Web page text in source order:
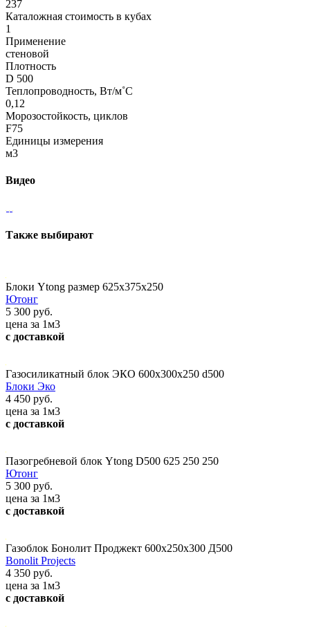
237
Каталожная стоимость в кубах
1
Применение
стеновой
Плотность
D 500
Теплопроводность, Вт/м˚С
0,12
Морозостойкость, циклов
F75
Единицы измерения
м3
Видео
Также выбирают
Блоки Ytong размер 625х375х250
Ютонг
5 300 руб.
цена за 1м3
с доставкой
Газосиликатный блок ЭКО 600х300х250 d500
Блоки Эко
4 450 руб.
цена за 1м3
с доставкой
Пазогребневой блок Ytong D500 625 250 250
Ютонг
5 300 руб.
цена за 1м3
с доставкой
Газоблок Бонолит Проджект 600х250х300 Д500
Bonolit Projects
4 350 руб.
цена за 1м3
с доставкой